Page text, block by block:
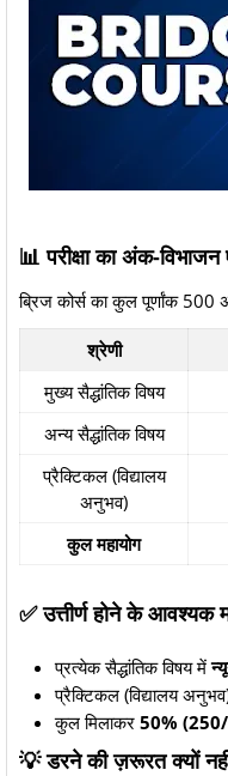
📊 परीक्षा का अंक-
ब्रिज कोर्स का कुल पूर्णांक 500
श्रेणी
मुख्य सैद्धांतिक विषय
अन्य सैद्धांतिक विषय
प्रैक्टिकल (विद्यालय
अनुभव)
कुल महायोग
✅ उत्तीर्ण होने के आवश्यक
प्रत्येक सैद्धांतिक विषय में
प्रैक्टिकल (विद्यालय
कुल मिलाकर 50%
​💡 डरने की ज़रूरत क्यों